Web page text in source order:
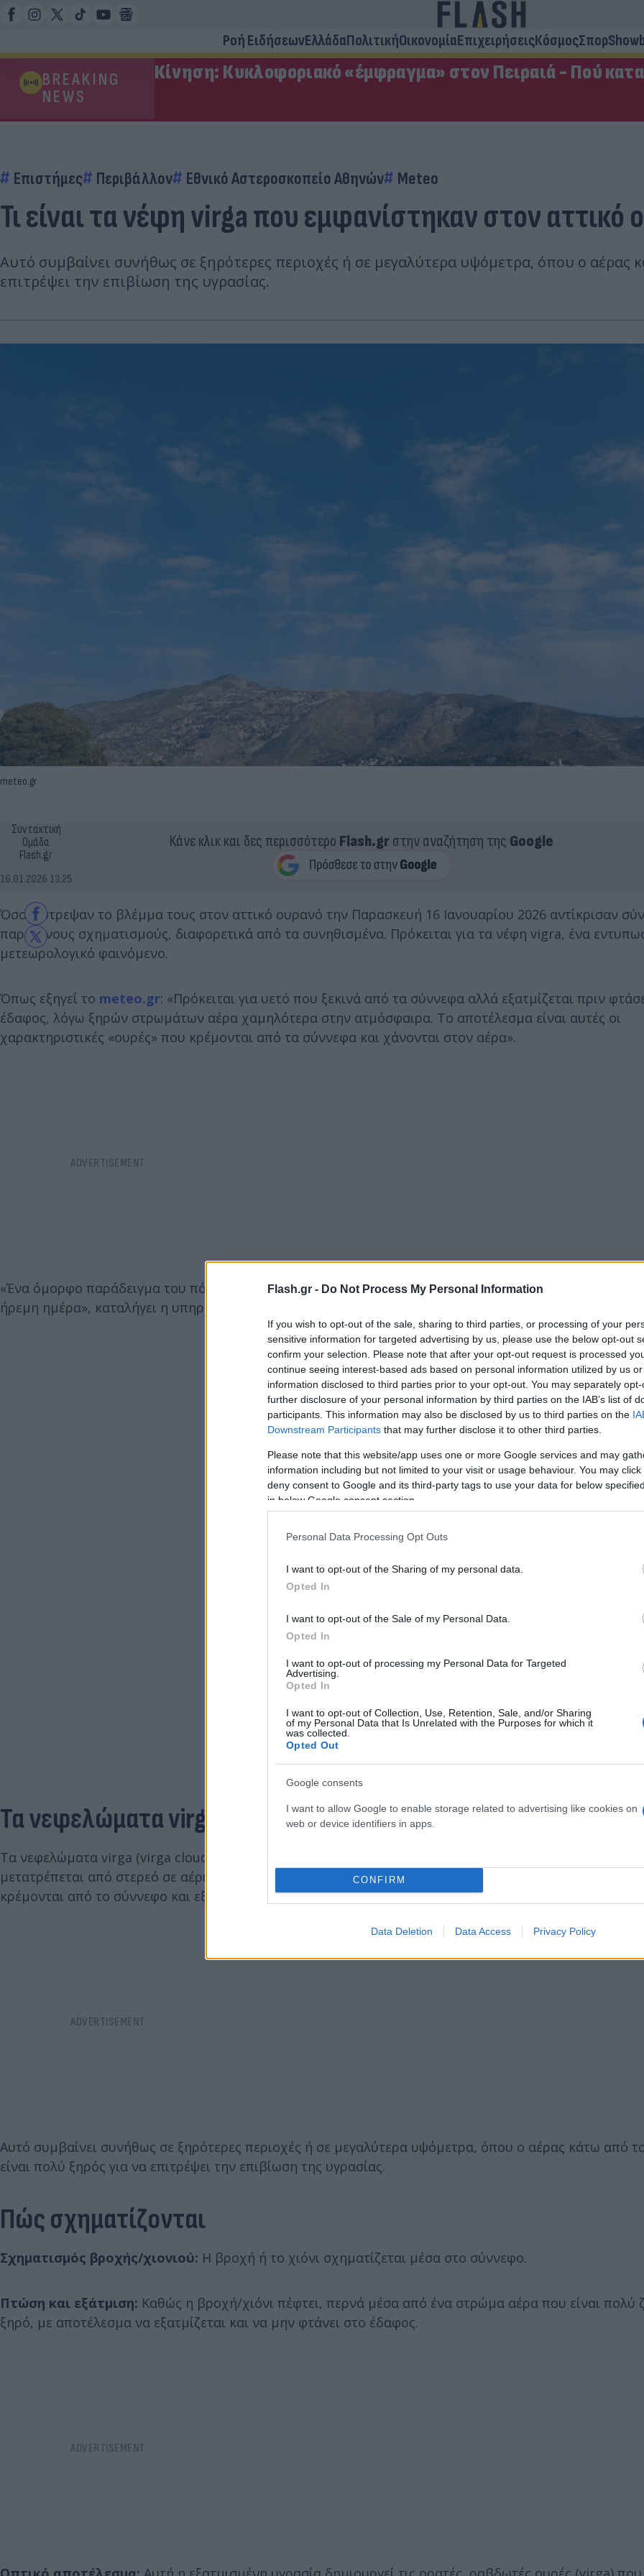
Flash.gr - Do Not Process My Personal Information
If you wish to opt-out of the sale, sharing to third parties, or processing of your
sensitive information for targeted advertising by us, please use the below opt-out
confirm your selection. Please note that after your opt-out request is processed
continue seeing interest-based ads based on personal information utilized by us
information disclosed to third parties prior to your opt-out. You may separately
further disclosure of your personal information by third parties on the IAB’s list of
participants. This information may also be disclosed by us to third parties on the
Downstream Participants that may further disclose it to other third parties.
Please note that this website/app uses one or more Google services and may
information including but not limited to your visit or usage behaviour. You may
deny consent to Google and its third-party tags to use your data for below
in below Google consent section.
Personal Data Processing Opt Outs
I want to opt-out of the Sharing of my personal data.
Opted In
I want to opt-out of the Sale of my Personal Data.
Opted In
I want to opt-out of processing my Personal Data for Targeted
Advertising.
Opted In
I want to opt-out of Collection, Use, Retention, Sale, and/or Sharing
of my Personal Data that Is Unrelated with the Purposes for which it
was collected.
Opted Out
Google consents
I want to allow Google to enable storage related to advertising like cookies on
web or device identifiers in apps.
CONFIRM
Data Deletion Data Access Privacy Policy
Ροή ΕιδήσεωνΕλλάδαΠολιτικήΟικονομίαΕπιχειρήσειςΚόσμοςΣπορ
BREAKING
NEWS
Κίνηση: Κυκλοφοριακό «έμφραγμα» στον Πειραιά - Πού
Επιστήμες Περιβάλλον Εθνικό Αστεροσκοπείο Αθηνών Meteo
Τι είναι τα νέφη virga που εμφανίστηκαν στον αττικό
Αυτό συμβαίνει συνήθως σε ξηρότερες περιοχές ή σε μεγαλύτερα υψόμετρα, όπου ο αέρας
επιτρέψει την επιβίωση της υγρασίας.
meteo.gr
Συντακτική
Ομάδα
Flash.gr
16.01.2026 13:25
Κάνε κλικ και δες περισσότερο Flash.grστην αναζήτηση της Google
Όσοι έστρεψαν το βλέμμα τους στον αττικό ουρανό την Παρασκευή 16 Ιανουαρίου 2026 αντίκρισαν
παράξενους σχηματισμούς, διαφορετικά από τα συνηθισμένα. Πρόκειται για τα νέφη vigra, ένα
μετεωρολογικό φαινόμενο.
Όπως εξηγεί το meteo.gr: «Πρόκειται για υετό που ξεκινά από τα σύννεφα αλλά εξατμίζεται πριν
έδαφος, λόγω ξηρών στρωμάτων αέρα χαμηλότερα στην ατμόσφαιρα. Το αποτέλεσμα είναι αυτές οι
χαρακτηριστικές «ουρές» που κρέμονται από τα σύννεφα και χάνονται στον αέρα».
«Ένα όμορφο παράδειγμα του πόσο δυναμική και πολύπλοκη είναι η ατμόσφαιρα, ακόμα και σε μια
ήρεμη ημέρα», καταλήγει η υπηρεσία του Εθνικού Αστεροσκοπείου Αθηνών.
Τα νεφελώματα virga
Τα νεφελώματα virga (virga clouds) είναι ουσιαστικά βροχή ή χιόνι που πέφτει από τα σύννεφα, αλλά
μετατρέπεται από στερεό σε αέριο πριν φτάσει στο έδαφος, δημιουργώντας οπτικά «ουρές» ή
κρέμονται από το σύννεφο και εξαφανίζονται.
Αυτό συμβαίνει συνήθως σε ξηρότερες περιοχές ή σε μεγαλύτερα υψόμετρα, όπου ο αέρας κάτω από
είναι πολύ ξηρός για να επιτρέψει την επιβίωση της υγρασίας.
Πώς σχηματίζονται
Σχηματισμός βροχής/χιονιού: Η βροχή ή το χιόνι σχηματίζεται μέσα στο σύννεφο.
Πτώση και εξάτμιση: Καθώς η βροχή/χιόνι πέφτει, περνά μέσα από ένα στρώμα αέρα που είναι πολύ
ξηρό, με αποτέλεσμα να εξατμίζεται και να μην φτάνει στο έδαφος.